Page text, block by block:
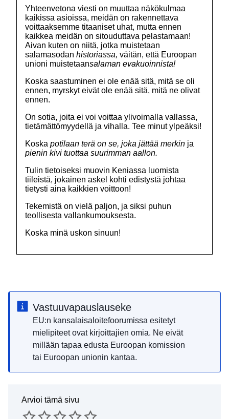
Yhteenvetona viesti on muuttaa näkökulmaa
kaikissa asioissa, meidän on rakennettava
voittaaksemme titaaniset uhat, mutta ennen
kaikkea meidän on sitouduttava pelastamaan!
Aivan kuten on niitä, jotka muistetaan
salamasodan historiassa, väitän, että Euroopan
unioni muistetaansalaman evakuoinnista!
Koska saastuminen ei ole enää sitä, mitä se oli
ennen, myrskyt eivät ole enää sitä, mitä ne olivat
ennen.
On sotia, joita ei voi voittaa ylivoimalla vallassa,
tietämättömyydellä ja vihalla. Tee minut ylpeäksi!
Koska potilaan terä on se, joka jättää merkin ja
pienin kivi tuottaa suurimman aallon.
Tulin tietoiseksi muovin Keniassa luomista
tiileistä, jokainen askel kohti edistystä johtaa
tietysti aina kaikkien voittoon!
Tekemistä on vielä paljon, ja siksi puhun
teollisesta vallankumouksesta.
Koska minä uskon sinuun!
Vastuuvapauslauseke
EU:n kansalaisaloitefoorumissa esitetyt
mielipiteet ovat kirjoittajien omia. Ne eivät
millään tapaa edusta Euroopan komission
tai Euroopan unionin kantaa.
Arvioi tämä sivu